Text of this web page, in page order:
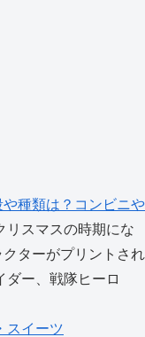
種類は？コンビニや
リスマスの時期にな
ターがプリントされ
ダー、戦隊ヒーロ
スイーツ